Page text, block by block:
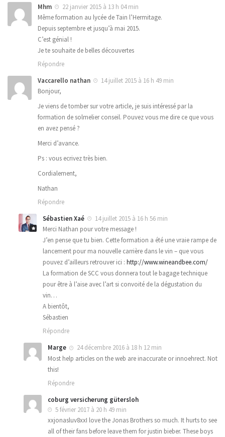
Mhm
22 janvier 2015 à 13 h 04 min
Même formation au lycée de Tain l’Hermitage.
Depuis septembre et jusqu’à mai 2015.
C’est génial !
Je te souhaite de belles découvertes
Répondre
Vaccarello nathan
14 juillet 2015 à 16 h 49 min
Bonjour,
Je viens de tomber sur votre article, je suis intéressé par la
formation de solmelier conseil. Pouvez vous me dire ce que vous
en avez pensé ?
Merci d’avance.
Ps : vous ecrivez très bien.
Cordialement,
Nathan
Répondre
Sébastien Xaé
14 juillet 2015 à 16 h 56 min
Merci Nathan pour votre message !
J’en pense que tu bien. Cette formation a été une vraie rampe de
lancement pour ma nouvelle carrière dans le vin – que vous
pouvez d’ailleurs retrouver ici : http://www.wineandbee.com/
La formation de SCC vous donnera tout le bagage technique
pour être à l’aise avec l’art si convoité de la dégustation du
vin…
A bientôt,
Sébastien
Répondre
Marge
24 décembre 2016 à 18 h 12 min
Most help articles on the web are inaccurate or innoehrect. Not
this!
Répondre
coburg versicherung gütersloh
5 février 2017 à 20 h 49 min
xxjonasluv8xxI love the Jonas Brothers so much. It hurts to see
all of their fans before leave them for justin bieber. These boys